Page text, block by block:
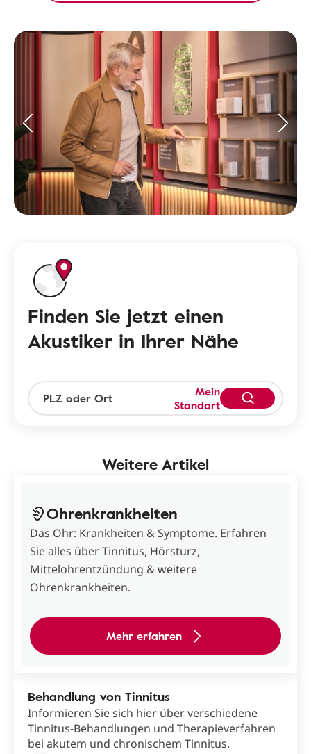
Finden Sie jetzt einen
Akustiker in Ihrer Nähe
Mein
Standort
Weitere Artikel
Ohrenkrankheiten
Das Ohr: Krankheiten & Symptome. Erfahren
Sie alles über Tinnitus, Hörsturz,
Mittelohrentzündung & weitere
Ohrenkrankheiten.
Mehr erfahren
Behandlung von Tinnitus
Informieren Sie sich hier über verschiedene
Tinnitus-Behandlungen und Therapieverfahren
bei akutem und chronischem Tinnitus.